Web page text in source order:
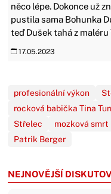
něco lépe. Dokonce už
pustila sama Bohunka
teď Dušek tahá z
17.05.2023
profesionální výkon
rocková babička Tina
Střelec
mozková smrt
Patrik Berger
NEJNOVĚJŠÍ